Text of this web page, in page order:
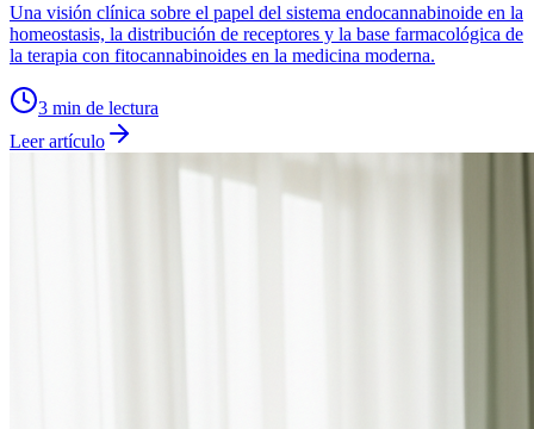
Una visión clínica sobre el papel del sistema endocannabinoide en la
homeostasis, la distribución de receptores y la base farmacológica de
la terapia con fitocannabinoides en la medicina moderna.
3 min de lectura
Leer artículo